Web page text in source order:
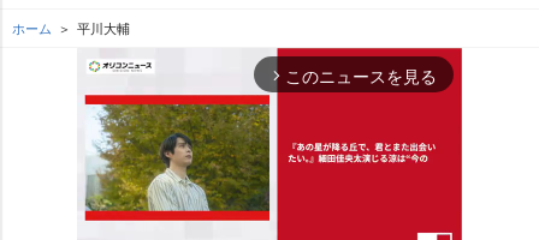
ホーム 平川大輔
arrow_forward_ios このニュースを見る